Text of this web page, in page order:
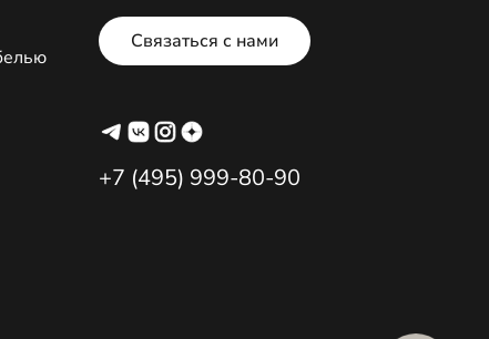
Связаться с нами
+7 (495) 999-80-90